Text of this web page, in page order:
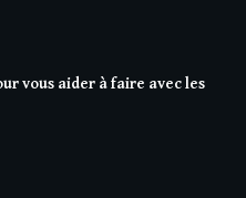
vous aider à faire avec les